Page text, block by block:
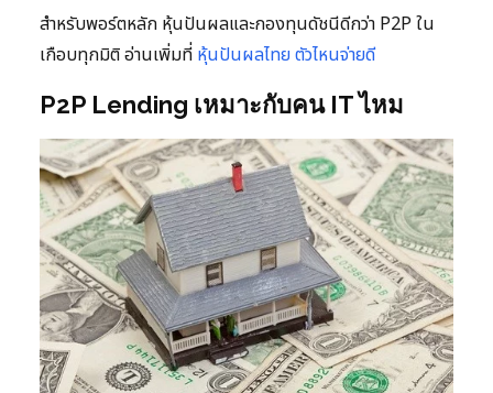
สำหรับพอร์ตหลัก หุ้นปันผลและกองทุนดัชนีดีกว่า P2P ใน
เกือบทุกมิติ อ่านเพิ่มที่ หุ้นปันผลไทย ตัวไหนจ่ายดี
P2P Lending เหมาะกับคน IT ไหม